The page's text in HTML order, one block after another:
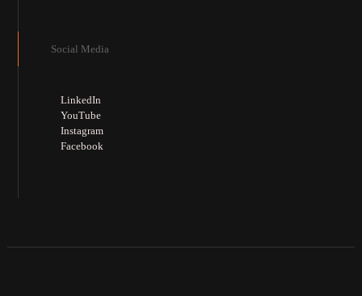
Social Media
LinkedIn
YouTube
Instagram
Facebook